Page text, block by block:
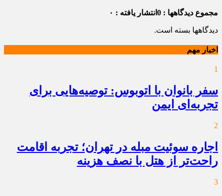
مجموع دیدگاهها : 0 انتشار یافته : ۰
دیدگاهها بسته است.
اخبار مهم
1
سفر بانوان با اتوبوس: توصیه‌هایی برای
تجربه‌ای ایمن
2
اجاره سوئیت مبله در تهران؛ تجربه اقامت
راحت‌تر از هتل با نصف هزینه
3